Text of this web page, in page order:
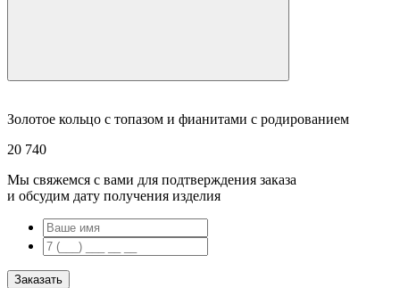
Золотое кольцо с топазом и фианитами с родированием
20 740
Мы свяжемся с вами для подтверждения заказа
и обсудим дату получения изделия
Заказать